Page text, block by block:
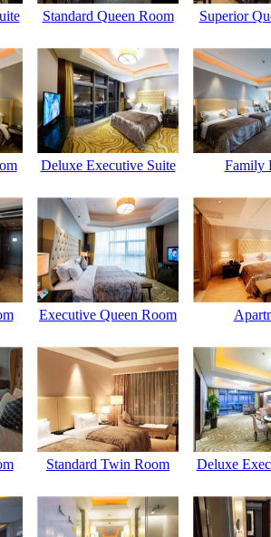
Standard Queen Room Superior
Deluxe Executive Suite Family
Executive Queen Room
Standard Twin Room Deluxe